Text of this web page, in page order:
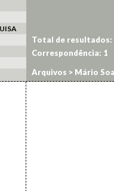
Total de resultados:
Correspondência: 1
Arquivos > Mário
do Homem